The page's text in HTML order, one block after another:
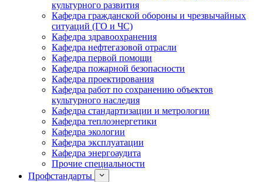
культурного развития
Кафедра гражданской обороны и чрезвычайных
ситуаций (ГО и ЧС)
Кафедра здравоохранения
Кафедра нефтегазовой отрасли
Кафедра первой помощи
Кафедра пожарной безопасности
Кафедра проектирования
Кафедра работ по сохранению объектов
культурного наследия
Кафедра стандартизации и метрологии
Кафедра теплоэнергетики
Кафедра экологии
Кафедра эксплуатации
Кафедра энергоаудита
Прочие специальности
Профстандарты